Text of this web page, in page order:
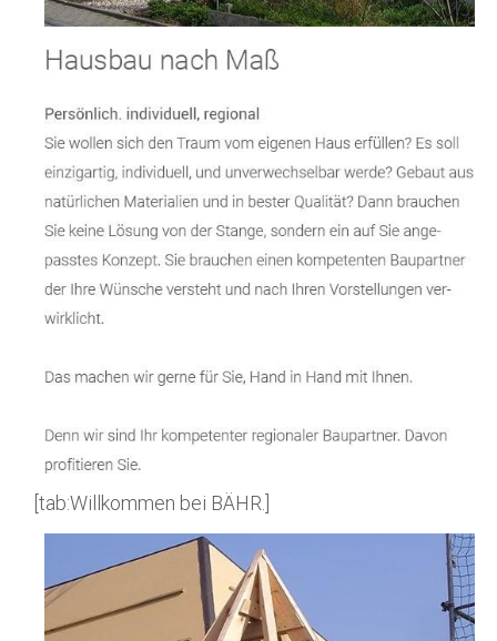
[tab:Willkommen bei BÄHR.]